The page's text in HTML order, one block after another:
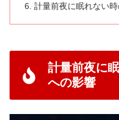
計量前夜に眠れない
計量前夜に
への影響